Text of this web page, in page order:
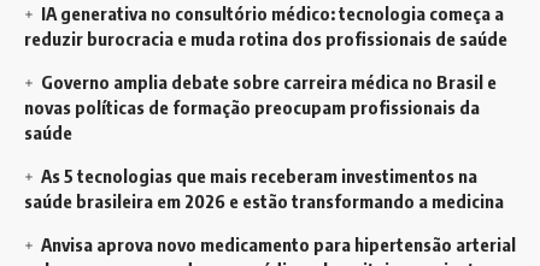
IA generativa no consultório médico: tecnologia começa a
reduzir burocracia e muda rotina dos profissionais de saúde
Governo amplia debate sobre carreira médica no Brasil e
novas políticas de formação preocupam profissionais da
saúde
As 5 tecnologias que mais receberam investimentos na
saúde brasileira em 2026 e estão transformando a medicina
Anvisa aprova novo medicamento para hipertensão arterial